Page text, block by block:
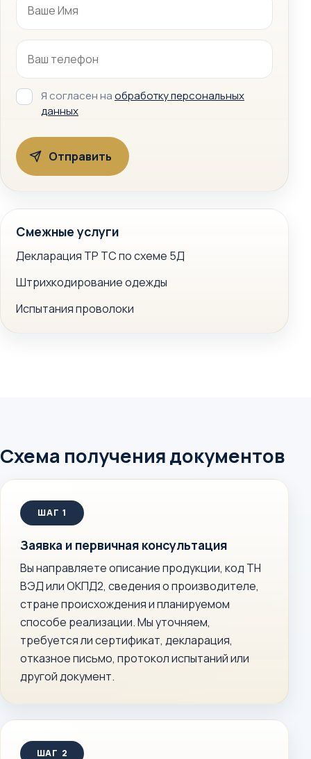
Я согласен наобработку персональных
данных
Смежные услуги
Декларация ТР ТС по схеме 5Д
Штрихкодирование одежды
Испытания проволоки
Схема получения документов
Заявка и первичная консультация
Вы направляете описание продукции, код ТН
ВЭД или ОКПД2, сведения о производителе,
стране происхождения и планируемом
способе реализации. Мы уточняем,
требуется ли сертификат, декларация,
отказное письмо, протокол испытаний или
другой документ.